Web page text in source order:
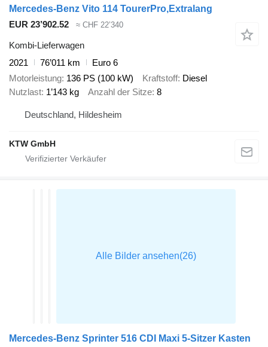
Mercedes-Benz Vito 114 TourerPro,Extralang
EUR 23’902.52
≈ CHF 22’340
Kombi-Lieferwagen
2021
76’011 km
Euro 6
Motorleistung 136 PS (100 kW) Kraftstoff Diesel
Nutzlast 1’143 kg Anzahl der Sitze 8
Deutschland, Hildesheim
KTW GmbH
Mercedes-Benz Sprinter 516 CDI Maxi 5-Sitzer Kasten